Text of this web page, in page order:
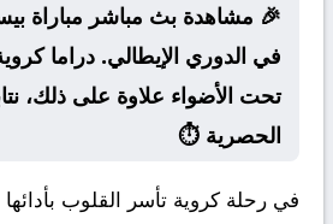
🎉 مشاهدة بث مباشر مباراة
في الدوري الإيطالي. دراما
تحت الأضواء علاوة على ذلك،
الحصرية ⏱️
في رحلة كروية تأسر القلوب